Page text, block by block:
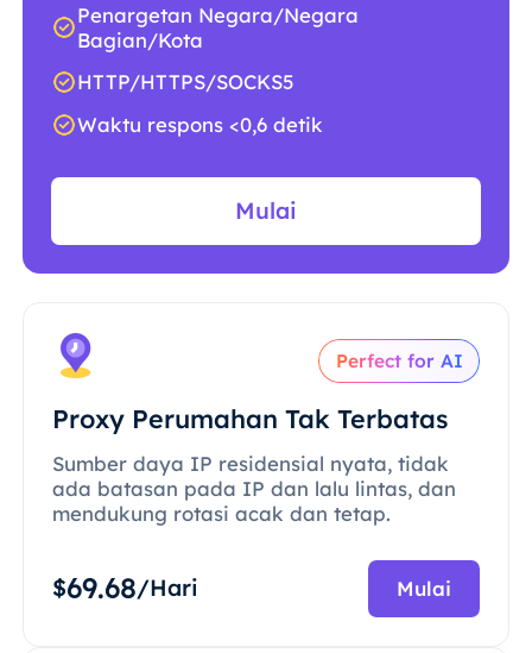
Penargetan Negara/Negara
Bagian/Kota
HTTP/HTTPS/SOCKS5
Waktu respons <0,6 detik
Mulai
Perfect for AI
Proxy Perumahan Tak Terbatas
Sumber daya IP residensial nyata, tidak
ada batasan pada IP dan lalu lintas, dan
mendukung rotasi acak dan tetap.
$69.68/Hari Mulai